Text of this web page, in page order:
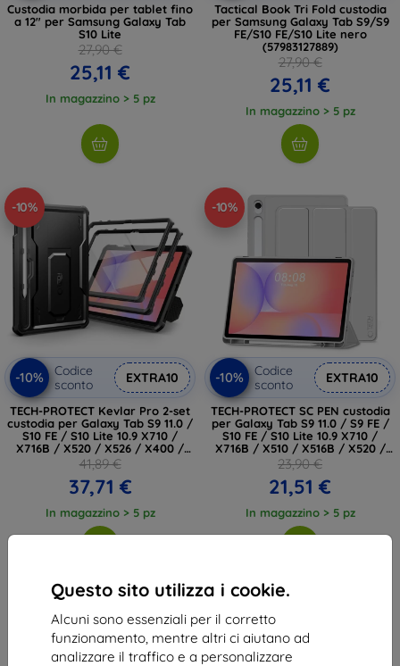
Questo sito utilizza i cookie.
Alcuni sono essenziali per il corretto
funzionamento, mentre altri ci aiutano ad
analizzare il traffico e a personalizzare
Custodia morbida per tablet fino
a 12" per Samsung Galaxy Tab
S10 Lite
27,90 €
25,11 €
In magazzino > 5 pz
Tactical Book Tri Fold custodia
per Samsung Galaxy Tab S9/S9
FE/S10 FE/S10 Lite nero
(57983127889)
27,90 €
25,11 €
In magazzino > 5 pz
-10%
-10%
Codice
sconto
EXTRA10
TECH-PROTECT Kevlar Pro 2-set
custodia per Galaxy Tab S9 11.0 /
S10 FE / S10 Lite 10.9 X710 /
X716B / X520 / X526 / X400 /
X406B nero (5906302335879)
41,89 €
37,71 €
In magazzino > 5 pz
-10%
-10%
Codice
sconto
EXTRA10
TECH-PROTECT SC PEN custodia
per Galaxy Tab S9 11.0 / S9 FE /
S10 FE / S10 Lite 10.9 X710 /
X716B / X510 / X516B / X520 /
X526 / X400 / X406B Grigio
(5906302332731)
23,90 €
21,51 €
In magazzino > 5 pz
del totale4.